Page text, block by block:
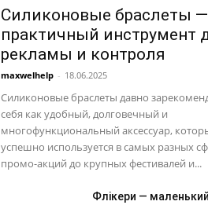
Силиконовые браслеты —
практичный инструмент
рекламы и контроля
maxwelhelp - 18.06.2025
Силиконовые браслеты давно
себя как удобный, долговечный и
многофункциональный аксессуар,
успешно используется в самых разных
промо-акций до крупных фестивалей и...
Флікери — маленький